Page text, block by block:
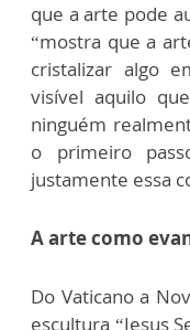
que a arte pode
“mostra que a
cristalizar algo
visível aquilo
ninguém
o primeiro
justamente essa
A arte como
Do Vaticano a
escultura “Jesus